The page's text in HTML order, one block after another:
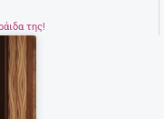
της!